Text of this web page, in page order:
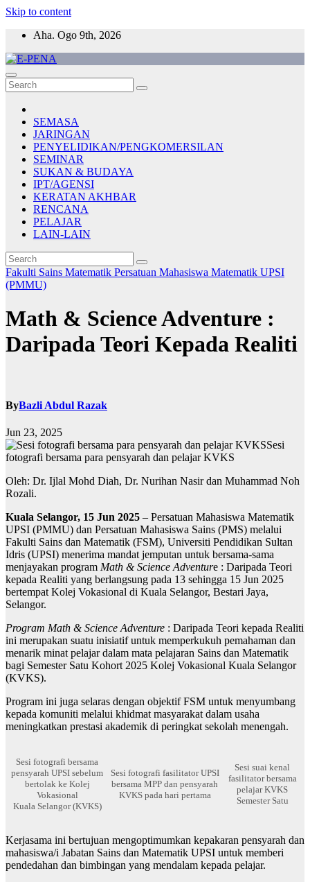
Skip to content
Aha. Ogo 9th, 2026
E-PENA
Berita Digital Terkini
SEMASA
JARINGAN
PENYELIDIKAN/PENGKOMERSILAN
SEMINAR
SUKAN & BUDAYA
IPT/AGENSI
KERATAN AKHBAR
RENCANA
PELAJAR
LAIN-LAIN
Fakulti Sains Matematik Persatuan Mahasiswa Matematik UPSI
(PMMU)
Math & Science Adventure :
Daripada Teori Kepada Realiti
ByBazli Abdul Razak
Jun 23, 2025
Sesi
fotografi bersama para pensyarah dan pelajar KVKS
Oleh: Dr. Ijlal Mohd Diah, Dr. Nurihan Nasir dan Muhammad Noh
Rozali.
Kuala Selangor, 15 Jun 2025 – Persatuan Mahasiswa Matematik
UPSI (PMMU) dan Persatuan Mahasiswa Sains (PMS) melalui
Fakulti Sains dan Matematik (FSM), Universiti Pendidikan Sultan
Idris (UPSI) menerima mandat jemputan untuk bersama-sama
menjayakan program Math & Science Adventure : Daripada Teori
kepada Realiti yang berlangsung pada 13 sehingga 15 Jun 2025
bertempat Kolej Vokasional di Kuala Selangor, Bestari Jaya,
Selangor.
Program Math & Science Adventure : Daripada Teori kepada Realiti
ini merupakan suatu inisiatif untuk memperkukuh pemahaman dan
menarik minat pelajar dalam mata pelajaran Sains dan Matematik
bagi Semester Satu Kohort 2025 Kolej Vokasional Kuala Selangor
(KVKS).
Program ini juga selaras dengan objektif FSM untuk menyumbang
kepada komuniti melalui khidmat masyarakat dalam usaha
meningkatkan prestasi akademik di peringkat sekolah menengah.
Sesi fotografi bersama
pensyarah UPSI sebelum
bertolak ke Kolej
Vokasional
Kuala Selangor (KVKS)
Sesi fotografi fasilitator UPSI
bersama MPP dan pensyarah
KVKS pada hari pertama
Sesi suai kenal
fasilitator bersama
pelajar KVKS
Semester Satu
Kerjasama ini bertujuan mengoptimumkan kepakaran pensyarah dan
mahasiswa/i Jabatan Sains dan Matematik UPSI untuk memberi
pendedahan dan bimbingan yang mendalam kepada pelajar.